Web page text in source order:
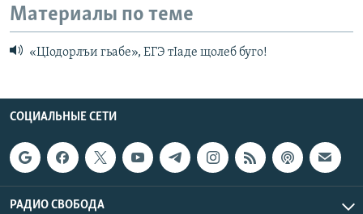
Материалы по теме
«ЦIодорлъи гьабе», ЕГЭ тIаде щолеб буго!
СОЦИАЛЬНЫЕ СЕТИ
РАДИО СВОБОДА